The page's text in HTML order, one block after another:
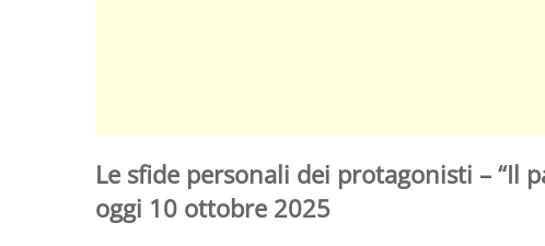
Le sfide personali dei protagonisti – “Il
oggi 10 ottobre 2025